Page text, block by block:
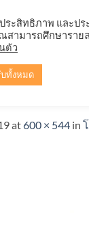
at600 × 544 in
ระสิทธิภาพ และป
ามารถศึกษาราย
ตัว
ทั้งหมด